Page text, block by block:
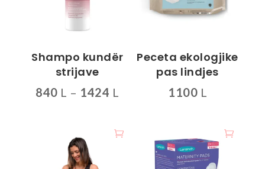
Shampo kundër
strijave
840 L – 1424 L
deri
Peceta ekologjike
pas lindjes
1100 L